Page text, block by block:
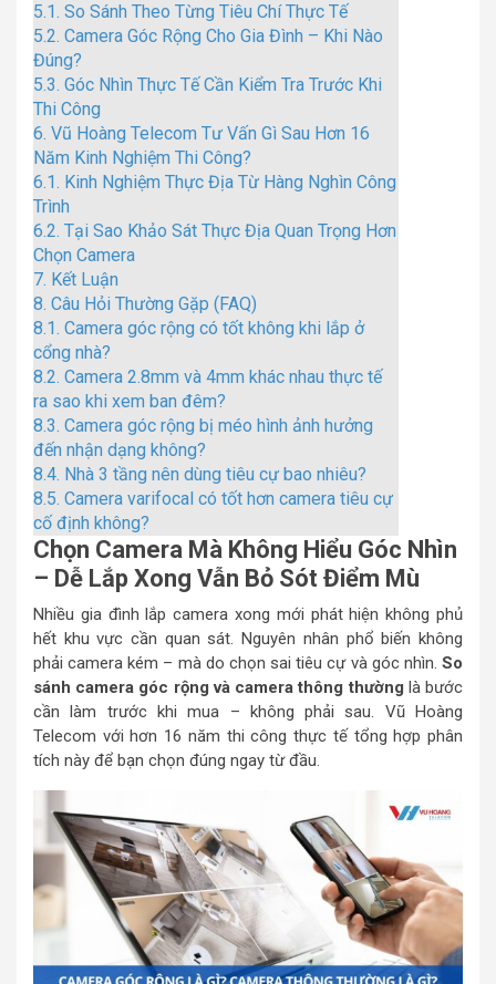
5.1. So Sánh Theo Từng Tiêu Chí Thực Tế
5.2. Camera Góc Rộng Cho Gia Đình – Khi Nào
Đúng?
5.3. Góc Nhìn Thực Tế Cần Kiểm Tra Trước Khi
Thi Công
6. Vũ Hoàng Telecom Tư Vấn Gì Sau Hơn 16
Năm Kinh Nghiệm Thi Công?
6.1. Kinh Nghiệm Thực Địa Từ Hàng Nghìn Công
Trình
6.2. Tại Sao Khảo Sát Thực Địa Quan Trọng Hơn
Chọn Camera
7. Kết Luận
8. Câu Hỏi Thường Gặp (FAQ)
8.1. Camera góc rộng có tốt không khi lắp ở
cổng nhà?
8.2. Camera 2.8mm và 4mm khác nhau thực tế
ra sao khi xem ban đêm?
8.3. Camera góc rộng bị méo hình ảnh hưởng
đến nhận dạng không?
8.4. Nhà 3 tầng nên dùng tiêu cự bao nhiêu?
8.5. Camera varifocal có tốt hơn camera tiêu cự
cố định không?
Chọn Camera Mà Không Hiểu Góc Nhìn
– Dễ Lắp Xong Vẫn Bỏ Sót Điểm Mù
Nhiều gia đình lắp camera xong mới phát hiện không phủ
hết khu vực cần quan sát. Nguyên nhân phổ biến không
phải camera kém – mà do chọn sai tiêu cự và góc nhìn. So
sánh camera góc rộng và camera thông thường là bước
cần làm trước khi mua – không phải sau. Vũ Hoàng
Telecom với hơn 16 năm thi công thực tế tổng hợp phân
tích này để bạn chọn đúng ngay từ đầu.